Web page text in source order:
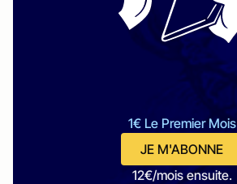
1€ Le Premier Mois
JE M'ABONNE
12€/mois ensuite.